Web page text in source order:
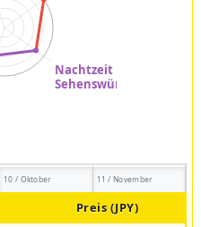
10 / Oktober 11 / November
Preis (JPY)